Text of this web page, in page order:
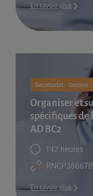
En savoir plus
Secrétariat - Gestion
Organiser et
spécifiques de
AD BC2
142 heures
En savoir plus